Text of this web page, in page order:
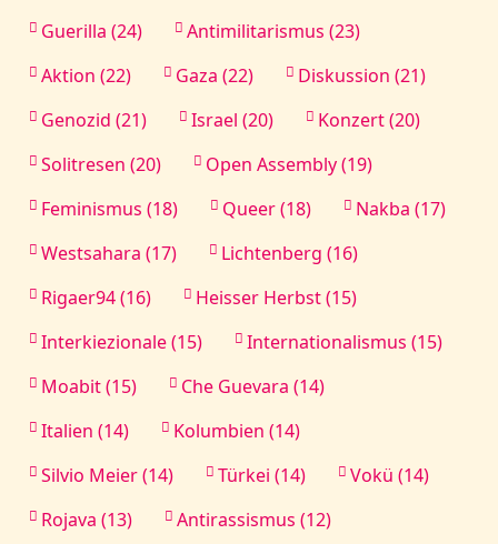
Guerilla (24)
Antimilitarismus (23)
Aktion (22)
Gaza (22)
Diskussion (21)
Genozid (21)
Israel (20)
Konzert (20)
Solitresen (20)
Open Assembly (19)
Feminismus (18)
Queer (18)
Nakba (17)
Westsahara (17)
Lichtenberg (16)
Rigaer94 (16)
Heisser Herbst (15)
Interkiezionale (15)
Internationalismus (15)
Moabit (15)
Che Guevara (14)
Italien (14)
Kolumbien (14)
Silvio Meier (14)
Türkei (14)
Vokü (14)
Rojava (13)
Antirassismus (12)